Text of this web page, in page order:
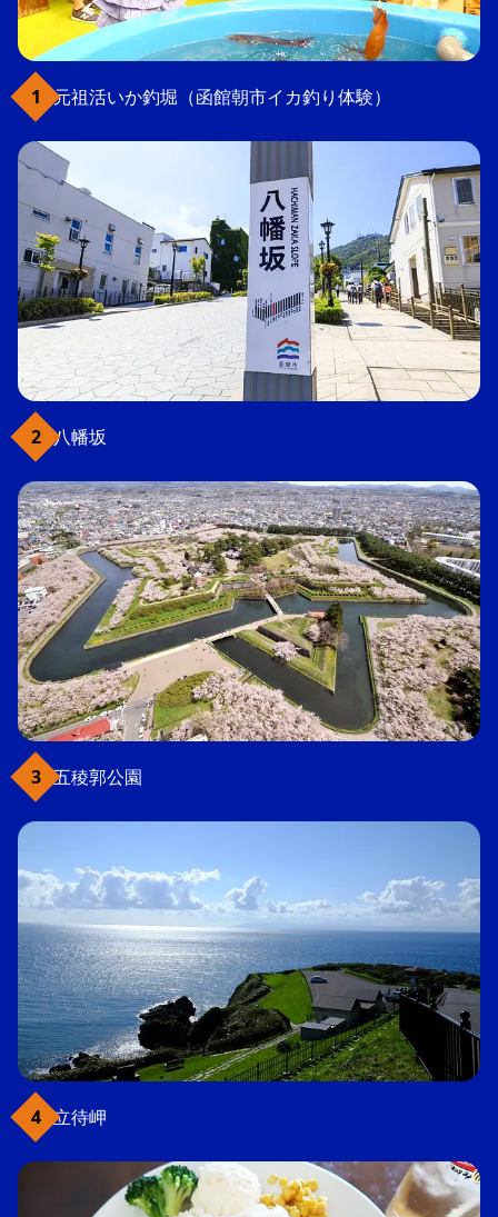
元祖活いか釣堀（函館朝市イカ釣り体験）
八幡坂
五稜郭公園
立待岬